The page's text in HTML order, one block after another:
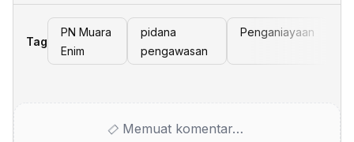
Tag
PN Muara
Enim
pidana
pengawasan
Penganiayaan
Memuat komentar…